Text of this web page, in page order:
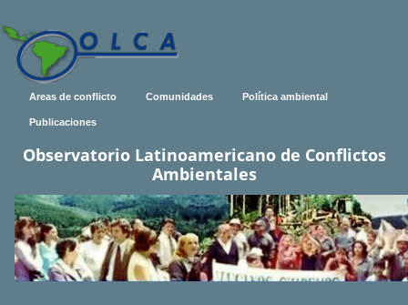
Areas de conflicto Comunidades Política ambiental
Publicaciones
Observatorio Latinoamericano de Conflictos
Ambientales